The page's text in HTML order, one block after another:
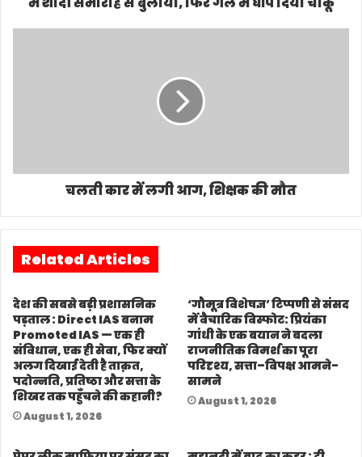
चलती कार में लगी आग, शिक्षक की मौत
Related Articles
देश की सबसे बड़ी प्रशासनिक
पड़ताल : Direct IAS बनाम
Promoted IAS — एक ही
संविधान, एक ही सेवा, फिर क्यों
अलग दिखाई देती है ताक़त,
पदोन्नति, प्रतिष्ठा और सत्ता के
शिखर तक पहुँचने की कहानी?
August 1, 2026
‘गौमूत्र विशेषज्ञ’ टिप्पणी से संसद
में वैचारिक विस्फोट: प्रियंका
गांधी के एक बयान ने बदला
राजनीतिक विमर्श का पूरा
परिदृश्य, सत्ता–विपक्ष आमने-
सामने
August 1, 2026